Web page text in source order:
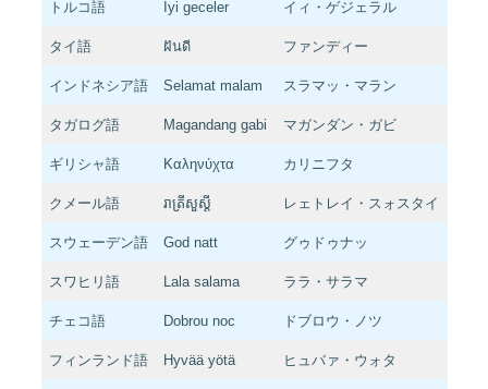
トルコ語 İyi geceler イィ・ゲジェラル
タイ語 ฝันดี ファンディー
インドネシア語 Selamat malam スラマッ・マラン
タガログ語 Magandang gabi マガンダン・ガビ
ギリシャ語 Καληνύχτα カリニフタ
クメール語 រាត្រីសួស្តី レェトレイ・スォスタイ
スウェーデン語 God natt グゥドゥナッ
スワヒリ語 Lala salama ララ・サラマ
チェコ語 Dobrou noc ドブロウ・ノツ
フィンランド語 Hyvää yötä ヒュバァ・ウォタ